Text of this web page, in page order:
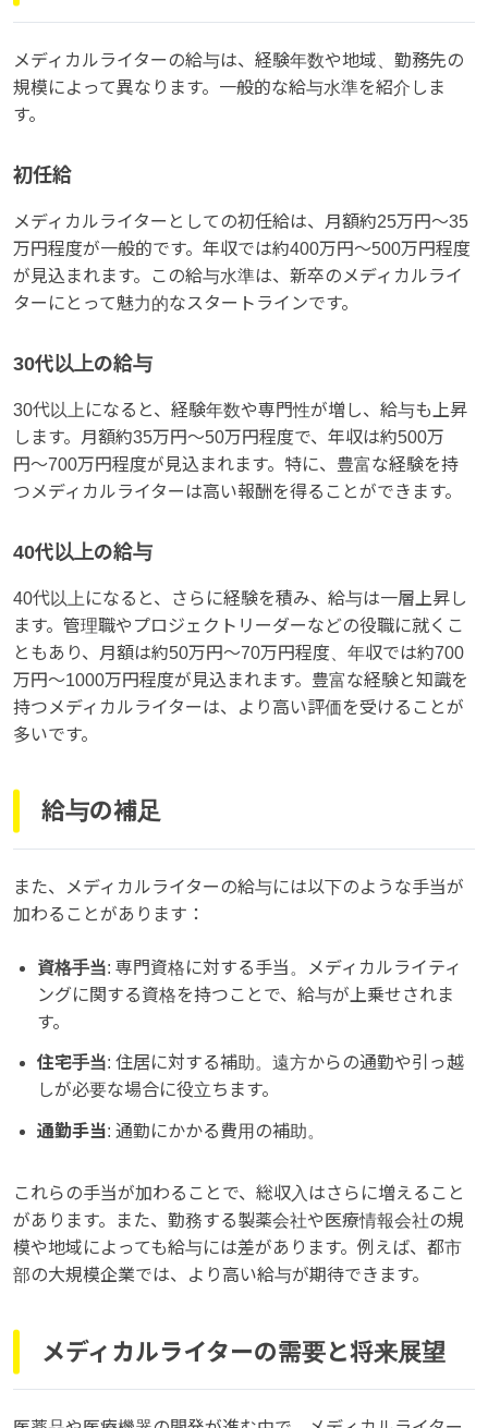
メディカルライターの給与は、経験年数や地域、勤務先の
規模によって異なります。一般的な給与水準を紹介しま
す。
初任給
メディカルライターとしての初任給は、月額約25万円〜35
万円程度が一般的です。年収では約400万円〜500万円程度
が見込まれます。この給与水準は、新卒のメディカルライ
ターにとって魅力的なスタートラインです。
30代以上の給与
30代以上になると、経験年数や専門性が増し、給与も上昇
します。月額約35万円〜50万円程度で、年収は約500万
円〜700万円程度が見込まれます。特に、豊富な経験を持
つメディカルライターは高い報酬を得ることができます。
40代以上の給与
40代以上になると、さらに経験を積み、給与は一層上昇し
ます。管理職やプロジェクトリーダーなどの役職に就くこ
ともあり、月額は約50万円〜70万円程度、年収では約700
万円〜1000万円程度が見込まれます。豊富な経験と知識を
持つメディカルライターは、より高い評価を受けることが
多いです。
給与の補足
また、メディカルライターの給与には以下のような手当が
加わることがあります：
資格手当: 専門資格に対する手当。メディカルライティ
ングに関する資格を持つことで、給与が上乗せされま
す。
住宅手当: 住居に対する補助。遠方からの通勤や引っ越
しが必要な場合に役立ちます。
通勤手当: 通勤にかかる費用の補助。
これらの手当が加わることで、総収入はさらに増えること
があります。また、勤務する製薬会社や医療情報会社の規
模や地域によっても給与には差があります。例えば、都市
部の大規模企業では、より高い給与が期待できます。
メディカルライターの需要と将来展望